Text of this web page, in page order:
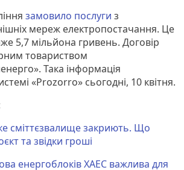
замовило послуги з
мереж електропостачання. Це
5,7 мільйона гривень. Договір
товариством
Така інформація
«Prozorro» сьогодні, 10 квітня.
сміттєзвалище закриють. Що
та звідки гроші
енергоблоків ХАЕС важлива для